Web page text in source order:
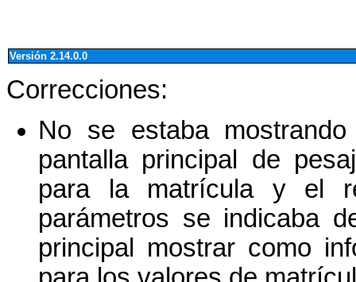
Versión 2.14.0.0
Correcciones:
No se estaba
pantalla principal de
para la matrícula y el
parámetros se indicaba
principal mostrar como